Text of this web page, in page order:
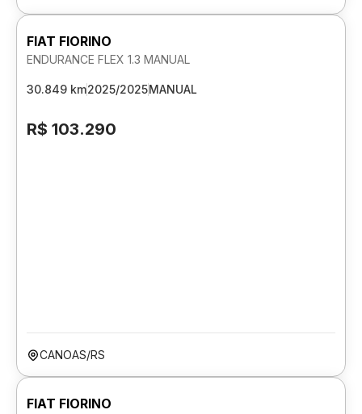
FIAT FIORINO
ENDURANCE FLEX 1.3 MANUAL
30.849 km2025/2025MANUAL
R$ 103.290
CANOAS/RS
FIAT FIORINO